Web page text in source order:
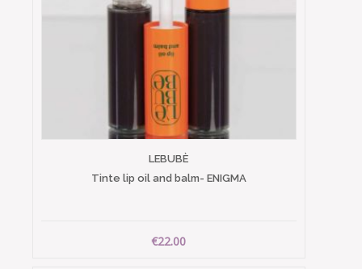
LEBUBÈ
Tinte lip oil and balm- ENIGMA
€22.00